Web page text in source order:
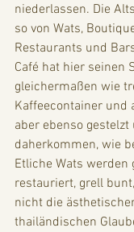
niederlassen. Die
so von Wats,
Restaurants und
Café hat hier seinen
gleichermaßen wie
Kaffeecontainer und
aber ebenso
daherkommen, wie
Etliche Wats werden
restauriert, grell
nicht die
thailändischen